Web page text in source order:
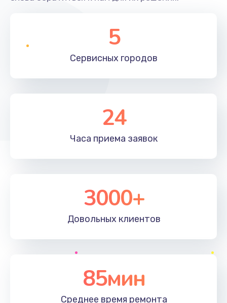
5
Сервисных городов
24
Часа приема заявок
3000+
Довольных клиентов
85мин
Среднее время ремонта